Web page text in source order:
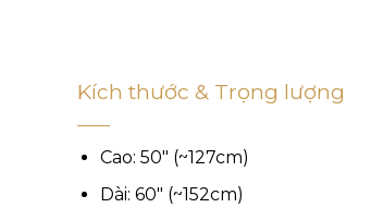
Kích thước & Trọng lượng
Cao: 50″ (~127cm)
Dài: 60″ (~152cm)